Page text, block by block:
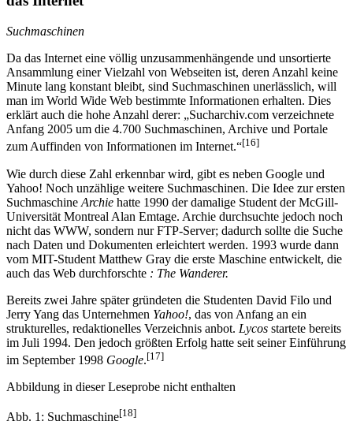
Suchmaschinen
Da das Internet eine völlig unzusammenhängende und unsortierte
Ansammlung einer Vielzahl von Webseiten ist, deren Anzahl keine
Minute lang konstant bleibt, sind Suchmaschinen unerlässlich, will
man im World Wide Web bestimmte Informationen erhalten. Dies
erklärt auch die hohe Anzahl derer: „Sucharchiv.com verzeichnete
Anfang 2005 um die 4.700 Suchmaschinen, Archive und Portale
zum Auffinden von Informationen im Internet.“[16]
Wie durch diese Zahl erkennbar wird, gibt es neben Google und
Yahoo! Noch unzählige weitere Suchmaschinen. Die Idee zur ersten
Suchmaschine Archie hatte 1990 der damalige Student der McGill-
Universität Montreal Alan Emtage. Archie durchsuchte jedoch noch
nicht das WWW, sondern nur FTP-Server; dadurch sollte die Suche
nach Daten und Dokumenten erleichtert werden. 1993 wurde dann
vom MIT-Student Matthew Gray die erste Maschine entwickelt, die
auch das Web durchforschte : The Wanderer.
Bereits zwei Jahre später gründeten die Studenten David Filo und
Jerry Yang das Unternehmen Yahoo!, das von Anfang an ein
strukturelles, redaktionelles Verzeichnis anbot. Lycos startete bereits
im Juli 1994. Den jedoch größten Erfolg hatte seit seiner Einführung
im September 1998 Google.[17]
Abbildung in dieser Leseprobe nicht enthalten
Abb. 1: Suchmaschine[18]